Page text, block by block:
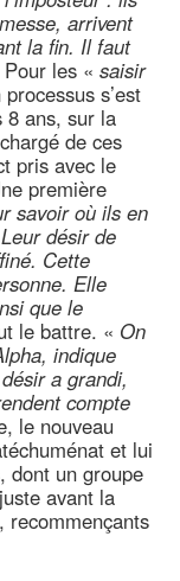
arrivent
la fin. Il faut
Pour les « saisir
s’est
8 ans, sur la
de ces
pris avec le
première
savoir où ils en
Leur désir de
Cette
Elle
que le
le battre. « On
indique
a grandi,
compte
le nouveau
et lui
dont un groupe
avant la
recommençants